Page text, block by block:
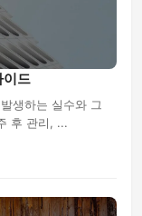
이드
생하는 실수와 그
후 관리, ...